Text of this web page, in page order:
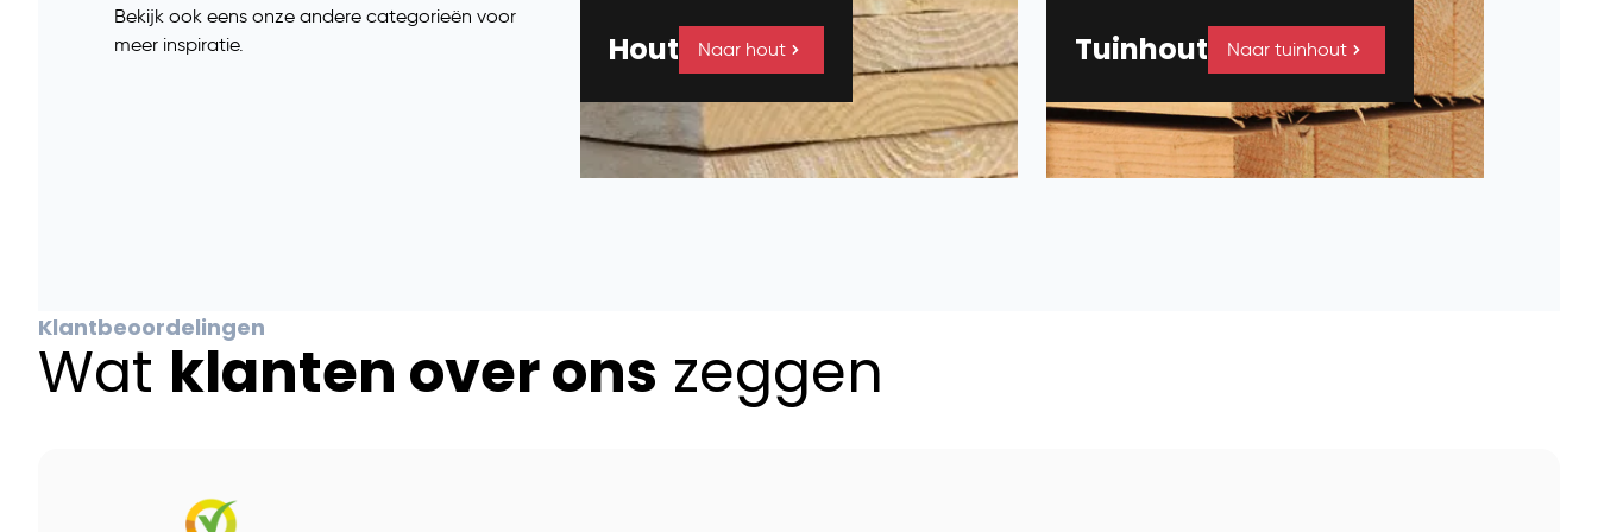
Bekijk ook eens onze andere categorieën voor
meer inspiratie.
Hout Naar hout Tuinhout Naar tuinhout
Klantbeoordelingen
Wat klanten over ons zeggen